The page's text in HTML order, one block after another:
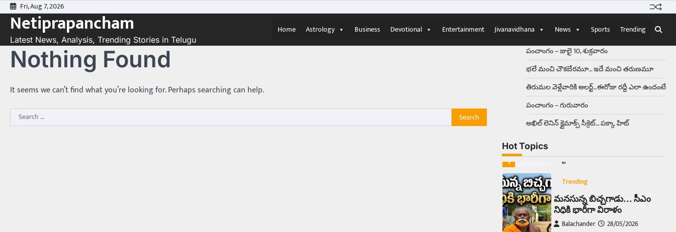
Skip
to
content
Fri, Aug 7, 2026
Netiprapancham
Latest News, Analysis, Trending Stories in Telugu
Home Astrology Business Devotional Entertainment Jivanavidhana News Sports Trending
Nothing Found
It seems we can’t find what you’re looking for. Perhaps searching can help.
Search
for:
పంచాంగం – జులై 10, శుక్రవారం
భలే మంచి చౌకబేరమూ… ఇదే మంచి తరుణమూ
తిరుమల వెళ్లేవారికి అలర్ట్‌…ఈరోజు రద్దీ ఎలా ఉందంటే
పంచాంగం – గురువారం
అఖిల్‌ లెనిన్ క్లైమాక్స్‌ సీక్రెట్‌… పక్కా హిట్‌
Hot Topics
Balachander 15/04/2026
ఉత్తర ప్రదేశ్‌లోని ఝాన్సీ జిల్లాలో ఒక
వింతైన రోడ్డు ప్రమాదం చోటుచేసుకుంది.
వేల సంఖ్యలో బీరు…
1
Trending
అక్కడ ఆదివారం బట్టలు
ఉతికితే…జైలుకే
Balachander
13/06/2026
ఆదివారం వచ్చిందంటే చాలు
‘బట్టలు ఉతకడం’. వారం…
Trending
మనసున్న బిచ్చగాడు… సీఎం
నిధికి భారీగా విరాళం
Balachander
28/05/2026